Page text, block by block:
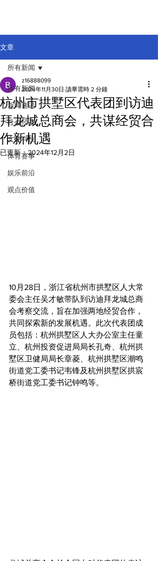
文章
所有新闻
新闻速递
社会经济
文化科技
体育赛事
娱乐前沿
观点价值
所有新闻
杭州市拱墅区代表团到访迪
拜龙城总商会，共谋经贸合
作新机遇
z16888099
2024年11月30日 讀畢需時 2 分鐘
已更新：2024年12月2日
10月28日，浙江省杭州市拱墅区人大常
委会主任吴才敏带队到访迪拜龙城总商
会考察交流，旨在加强两地经贸合作，
共同探索新的发展机遇。此次代表团成
员包括：杭州拱墅区人大办公室主任童
立、杭州投资促进局局长孔奇、杭州拱
墅区卫健局局长章菱、杭州拱墅区潮鸣
街道党工委书记韦锋及杭州拱墅区拱宸
桥街道党工委书记钟鸣等。